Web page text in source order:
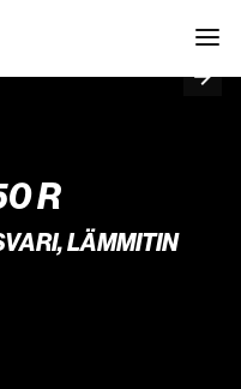
R
LÄMMITIN